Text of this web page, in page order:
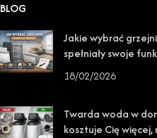
BLOG
Jakie wybrać
spełniały swoje
18/02/2026
Twarda woda w
kosztuje Cię więcej,